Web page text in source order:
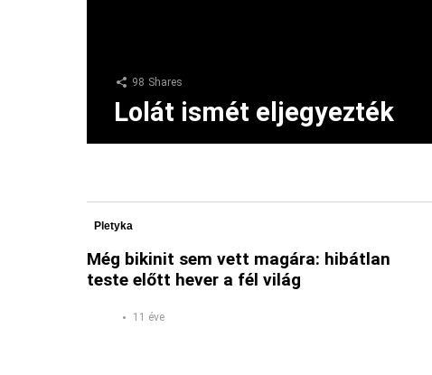
98 Shares
Lolát ismét eljegyezték
Pletyka
Még bikinit sem vett magára: hibátlan
teste előtt hever a fél világ
11 éve